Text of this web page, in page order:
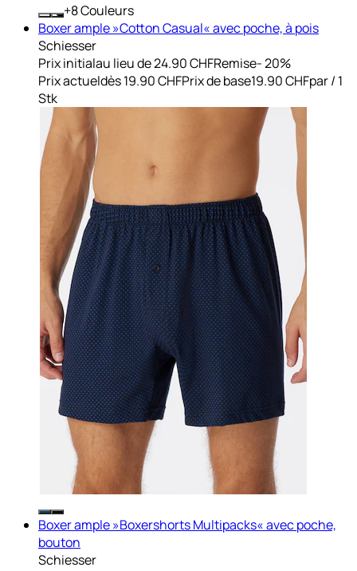
+ Couleurs
Boxer ample »Cotton Casual« avec poche, à pois
Schiesser
Prix initialau lieu de 24.90 CHFRemise- 20%
Prix actueldès19.90 CHFPrix de base19.90 CHFpar/ 1
Stk
Boxer ample »Boxershorts Multipacks« avec poche,
bouton
Schiesser